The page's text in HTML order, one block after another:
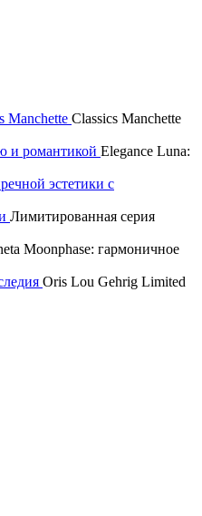
Manchette Classics Manchette
и романтикой Elegance Luna:
эстетики с
Лимитированная серия
Moonphase: гармоничное
Oris Lou Gehrig Limited